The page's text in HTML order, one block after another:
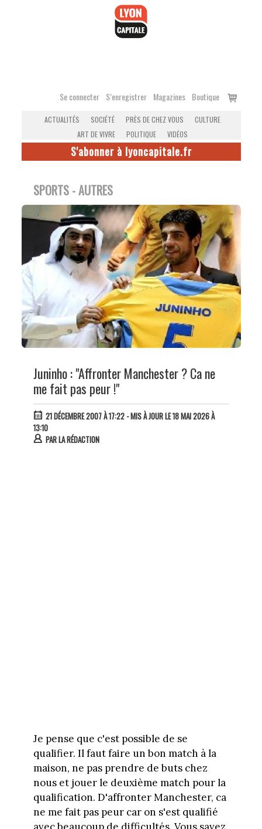
Se connecter S’enregistrer Magazines Boutique
Voir
ACTUALITÉS SOCIÉTÉ PRÈS DE CHEZ VOUS
CULTURE
ART DE VIVRE
POLITIQUE VIDÉOS
S'abonner à lyoncapitale.fr
SPORTS - AUTRES
Juninho : "Affronter Manchester ? Ca ne
me fait pas peur !"
21 DÉCEMBRE 2007 À 17:22- MIS À JOUR LE 18 MAI 2026 À
13:10
PARLA RÉDACTION
Je pense que c'est possible de se
qualifier. Il faut faire un bon match à la
maison, ne pas prendre de buts chez
nous et jouer le deuxième match pour la
qualification. D'affronter Manchester, ca
ne me fait pas peur car on s'est qualifié